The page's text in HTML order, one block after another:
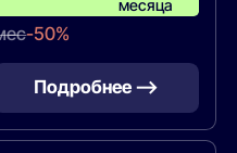
месяца
-50%
Подробнее —>